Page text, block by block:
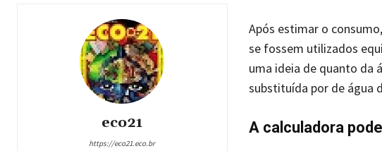
eco21
https://eco21.eco.br
Após estimar o
se fossem utilizados
uma ideia de quanto da
substituída por de água
A calculadora